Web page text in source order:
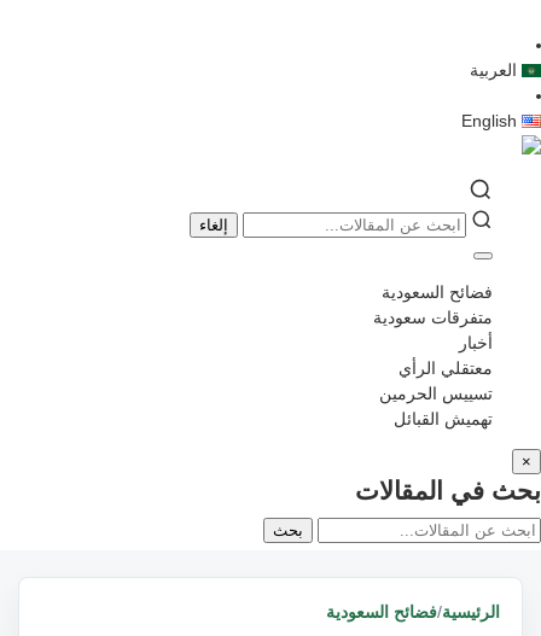
العربية
English
إلغاء
فضائح السعودية
متفرقات سعودية
أخبار
معتقلي الرأي
تسييس الحرمين
تهميش القبائل
×
بحث في المقالات
بحث
الرئيسية/فضائح السعودية